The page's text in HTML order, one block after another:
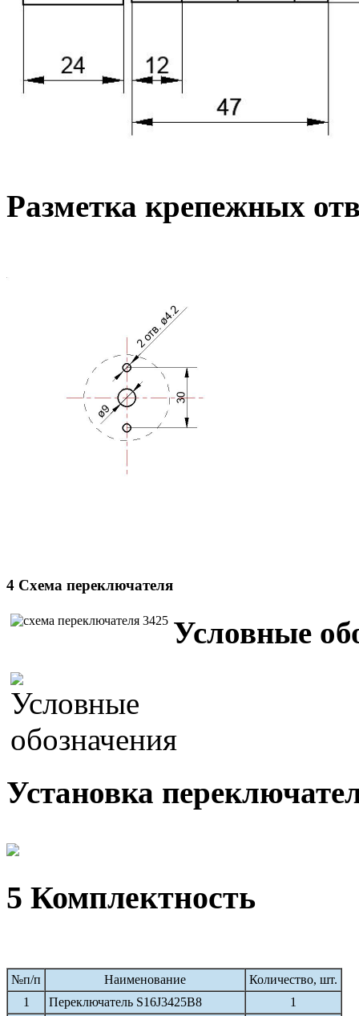
Разметка крепежных
4 Схема переключателя
Условные
Установка
5 Комплектность
№п/п Наименование
Количество, шт.
1
Переключатель S16J3425B8
1